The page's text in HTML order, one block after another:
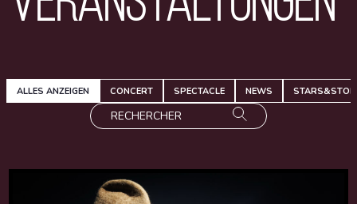
ALLES ANZEIGEN CONCERT SPECTACLE NEWS